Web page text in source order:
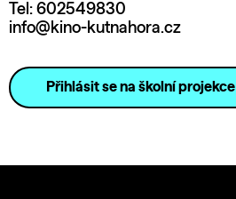
Tel: 602549830
info@kino-kutnahora.cz
Přihlásit se na školní projekce